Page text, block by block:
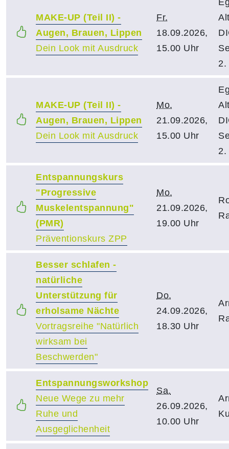
MAKE-UP (Teil II) -
Augen, Brauen, Lippen
Dein Look mit Ausdruck
Fr.
18.09.2026,
15.00 Uhr
2.
MAKE-UP (Teil II) -
Augen, Brauen, Lippen
Dein Look mit Ausdruck
Mo.
21.09.2026,
15.00 Uhr
2.
Entspannungskurs
"Progressive
Muskelentspannung"
(PMR)
Präventionskurs ZPP
Mo.
21.09.2026,
19.00 Uhr
Besser schlafen -
natürliche
Unterstützung für
erholsame Nächte
Vortragsreihe "Natürlich
wirksam bei
Beschwerden"
Do.
24.09.2026,
18.30 Uhr
Entspannungsworkshop
Neue Wege zu mehr
Ruhe und
Ausgeglichenheit
Sa.
26.09.2026,
10.00 Uhr